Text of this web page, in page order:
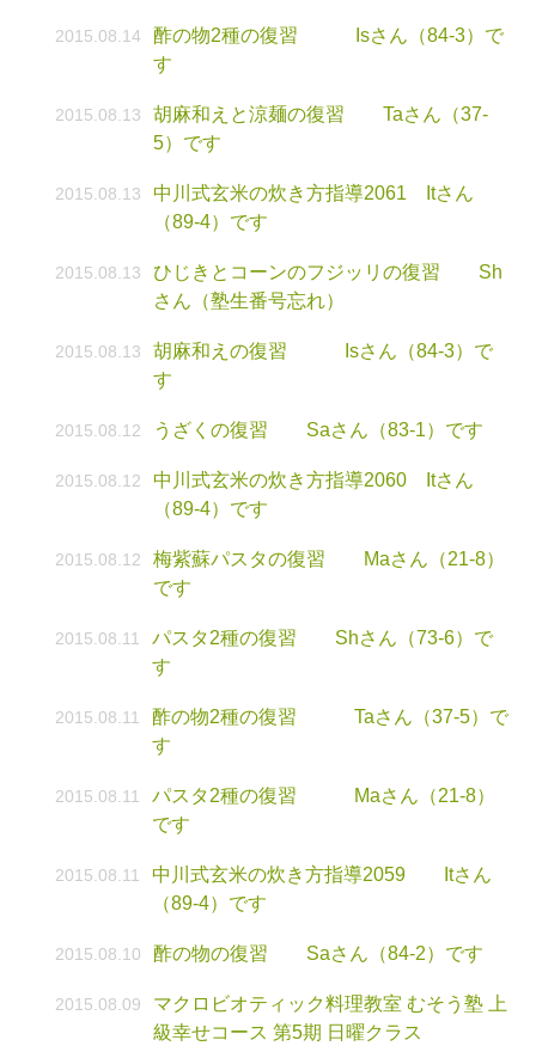
2015.08.14
酢の物2種の復習 Isさん（84-3）で
す
2015.08.13
胡麻和えと涼麺の復習 Taさん（37-
5）です
2015.08.13
中川式玄米の炊き方指導2061 Itさん
（89-4）です
2015.08.13
ひじきとコーンのフジッリの復習 Sh
さん（塾生番号忘れ）
2015.08.13
胡麻和えの復習 Isさん（84-3）で
す
2015.08.12 うざくの復習 Saさん（83-1）です
2015.08.12
中川式玄米の炊き方指導2060 Itさん
（89-4）です
2015.08.12
梅紫蘇パスタの復習 Maさん（21-8）
です
2015.08.11
パスタ2種の復習 Shさん（73-6）で
す
2015.08.11
酢の物2種の復習 Taさん（37-5）で
す
2015.08.11
パスタ2種の復習 Maさん（21-8）
です
2015.08.11
中川式玄米の炊き方指導2059 Itさん
（89-4）です
2015.08.10 酢の物の復習 Saさん（84-2）です
2015.08.09
マクロビオティック料理教室 むそう塾 上
級幸せコース 第5期 日曜クラス